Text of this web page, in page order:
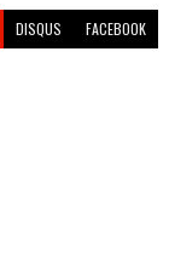
DISQUS FACEBOOK